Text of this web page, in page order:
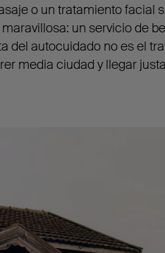
o un tratamiento facial
un servicio de
del autocuidado no es el
media ciudad y llegar